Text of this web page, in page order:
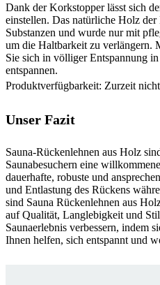
Dank der Korkstopper lässt sich
einstellen. Das natürliche Holz
Substanzen und wurde nur mit
um die Haltbarkeit zu verlängern.
Sie sich in völliger Entspannung
entspannen.
Produktverfügbarkeit: Zurzeit
Unser Fazit
Sauna-Rückenlehnen aus Holz
Saunabesuchern eine
dauerhafte, robuste und
und Entlastung des Rückens
sind Sauna Rückenlehnen aus
auf Qualität, Langlebigkeit und
Saunaerlebnis verbessern, indem
Ihnen helfen, sich entspannt und